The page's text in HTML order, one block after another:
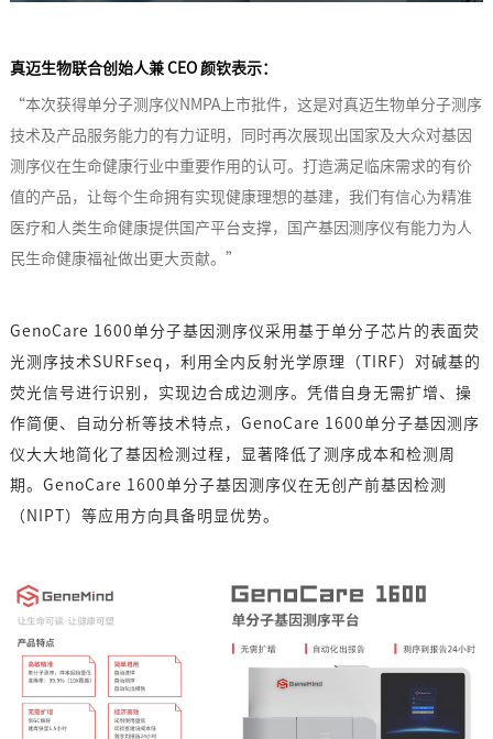
真迈生物联合创始人兼 CEO 颜钦表示：
“本次获得单分子测序仪NMPA上市批件，这是对真迈生物单分子测序
技术及产品服务能力的有力证明，同时再次展现出国家及大众对基因
测序仪在生命健康行业中重要作用的认可。打造满足临床需求的有价
值的产品，让每个生命拥有实现健康理想的基建，我们有信心为精准
医疗和人类生命健康提供国产平台支撑，国产基因测序仪有能力为人
民生命健康福祉做出更大贡献。”
GenoCare 1600单分子基因测序仪采用基于单分子芯片的表面荧
光测序技术SURFseq，利用全内反射光学原理（TIRF）对碱基的
荧光信号进行识别，实现边合成边测序。凭借自身无需扩增、操
作简便、自动分析等技术特点，GenoCare 1600单分子基因测序
仪大大地简化了基因检测过程，显著降低了测序成本和检测周
期。GenoCare 1600单分子基因测序仪在无创产前基因检测
（NIPT）等应用方向具备明显优势。